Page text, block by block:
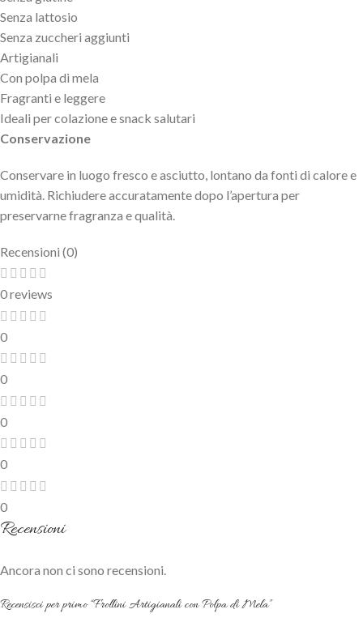
Senza lattosio
Senza zuccheri aggiunti
Artigianali
Con polpa di mela
Fragranti e leggere
Ideali per colazione e snack salutari
Conservazione
Conservare in luogo fresco e asciutto, lontano da fonti di calore e
umidità. Richiudere accuratamente dopo l’apertura per
preservarne fragranza e qualità.
Recensioni (0)
0 reviews
0
0
0
0
0
Recensioni
Ancora non ci sono recensioni.
Recensisci per primo “Frollini Artigianali con Polpa di Mela”